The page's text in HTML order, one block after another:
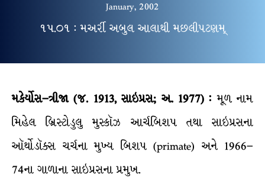
January, 2002
૧૫.૦૧ : મઅર્રી અબુલ આલાથી મછલીપટણમ્
મકેર્યોસ–ત્રીજા (જ. 1913, સાઇપ્રસ; અ. 1977) : મૂળ નામ
મિહેલ બ્રિસ્ટોડુલુ મુસ્કૉઝ આર્ચબિશપ તથા સાઇપ્રસના
ઑર્થોડૉક્સ ચર્ચના મુખ્ય બિશપ (primate) અને 1966–
74ના ગાળાના સાઇપ્રસના પ્રમુખ.